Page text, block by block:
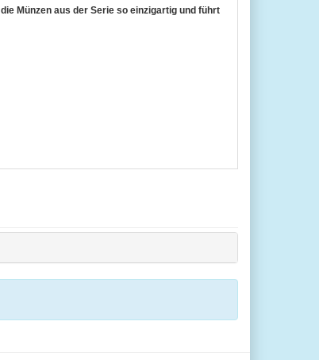
Münzen aus der Serie so einzigartig und führt